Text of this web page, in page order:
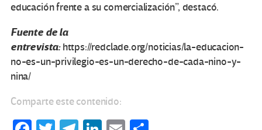
educación frente a su comercialización”, destacó.
Fuente de la
entrevista:https://redclade.org/noticias/la-educacion-
no-es-un-privilegio-es-un-derecho-de-cada-nino-y-
nina/
Comparte este contenido: